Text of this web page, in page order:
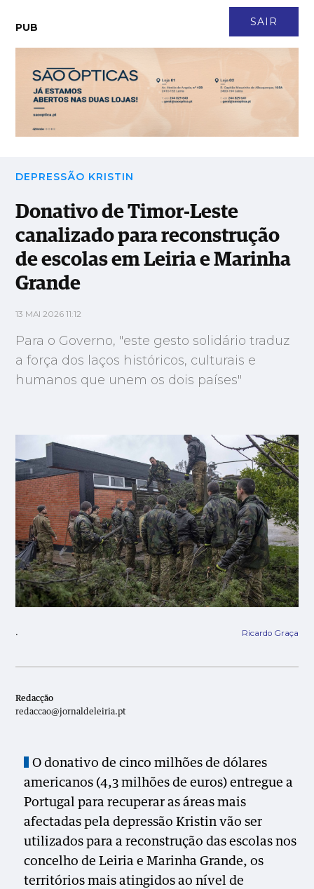
SAIR
PUB
Donativo de Timor-Leste canalizado para reconstrução de
escolas em Leiria e Marinha Grande
DEPRESSÃO KRISTIN
Donativo de Timor-Leste
canalizado para reconstrução
de escolas em Leiria e Marinha
Grande
13 MAI 2026 11:12
Para o Governo, "este gesto solidário traduz
a força dos laços históricos, culturais e
humanos que unem os dois países"
. Ricardo Graça
Redacção
redaccao@jornaldeleiria.pt
O donativo de cinco milhões de dólares
americanos (4,3 milhões de euros) entregue a
Portugal para recuperar as áreas mais
afectadas pela depressão Kristin vão ser
utilizados para a reconstrução das escolas nos
concelho de Leiria e Marinha Grande, os
territórios mais atingidos ao nível de